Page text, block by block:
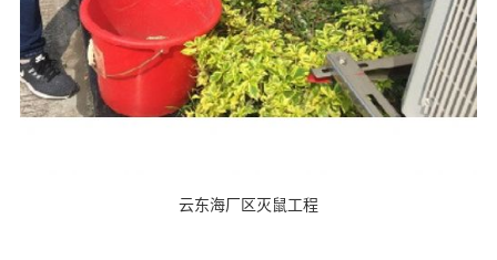
云东海厂区灭鼠工程